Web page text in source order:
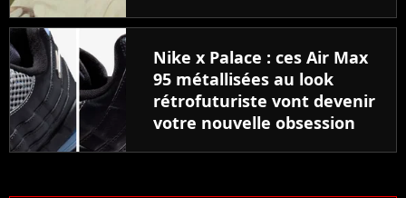
Nike x Palace : ces Air Max
95 métallisées au look
rétrofuturiste vont devenir
votre nouvelle obsession